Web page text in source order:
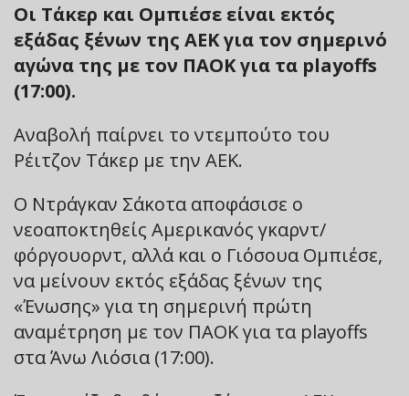
Οι Τάκερ και Ομπιέσε είναι εκτός
εξάδας ξένων της ΑΕΚ για τον σημερινό
αγώνα της με τον ΠΑΟΚ για τα playoffs
(17:00).
Αναβολή παίρνει το ντεμπούτο του
Ρέιτζον Τάκερ με την ΑΕΚ.
Ο Ντράγκαν Σάκοτα αποφάσισε ο
νεοαποκτηθείς Αμερικανός γκαρντ/
φόργουορντ, αλλά και ο Γιόσουα Ομπιέσε,
να μείνουν εκτός εξάδας ξένων της
«Ένωσης» για τη σημερινή πρώτη
αναμέτρηση με τον ΠΑΟΚ για τα playoffs
στα Άνω Λιόσια (17:00).